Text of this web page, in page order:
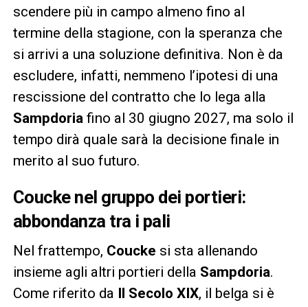
scendere più in campo almeno fino al
termine della stagione, con la speranza che
si arrivi a una soluzione definitiva. Non è da
escludere, infatti, nemmeno l’ipotesi di una
rescissione del contratto che lo lega alla
Sampdoriafino al 30 giugno 2027, ma solo il
tempo dirà quale sarà la decisione finale in
merito al suo futuro.
Coucke nel gruppo dei portieri:
abbondanza tra i pali
Nel frattempo, Coucke si sta allenando
insieme agli altri portieri della Sampdoria.
Come riferito da Il Secolo XIX, il belga si è